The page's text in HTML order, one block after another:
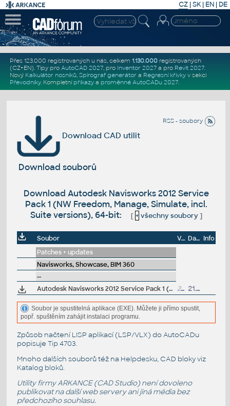
CZ | SK| EN | DE
Přes 123.000 registrovaných u nás, celkem 1.130.000registrovaných
(CZ+EN). Tipy pro AutoCAD 2027, pro Inventor 2027a pro Revit 2027.
Nový Kalkulátor nosníků, Spirograf generátor a Regresní křivkyv sekci
Převodníky. Kompletní příkazya proměnné AutoCADu 2027.
RSS - soubory
Download CAD utilit
Download souborů
Download Autodesk Navisworks 2012 Service
Pack 1 (NW Freedom, Manage, Simulate, incl.
Suite versions), 64-bit:
[ + všechny soubory]
Soubor Velikost Datum Info
Patches + updates
Navisworks, Showcase, BIM 360
--
Autodesk Navisworks 2012 Service Pack 1 (NW Freedom, Manage, Simulate, incl. Suite versions), 64-bit 257MB 21.9.2011
Soubor je spustitelná aplikace (EXE). Můžete ji přímo spustit,
popř. spuštěním zahájit instalaci programu.
Způsob načtení LISP aplikací (LSP/VLX) do AutoCADu
popisuje Tip 4703.
Mnoho dalších souborů též na Helpdesku, CAD bloky viz
Katalog bloků.
Utility firmy ARKANCE (CAD Studio) není dovoleno
publikovat na další web servery ani jiná média bez
předchozího souhlasu.